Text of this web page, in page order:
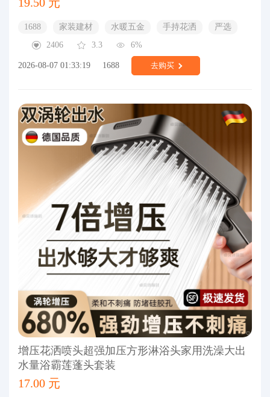
1688 家装建材 水暖五金 手持花洒
严选
2406
3.3 6%
2026-08-07 01:33:19 1688 去购买
增压花洒喷头超强加压方形淋浴头家用洗澡大出
水量浴霸莲蓬头套装
17.00 元